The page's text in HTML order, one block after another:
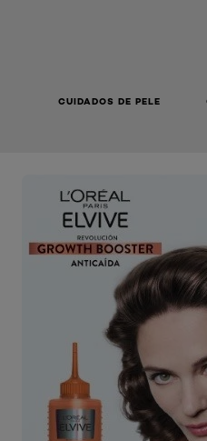
CUIDADOS DE PELE